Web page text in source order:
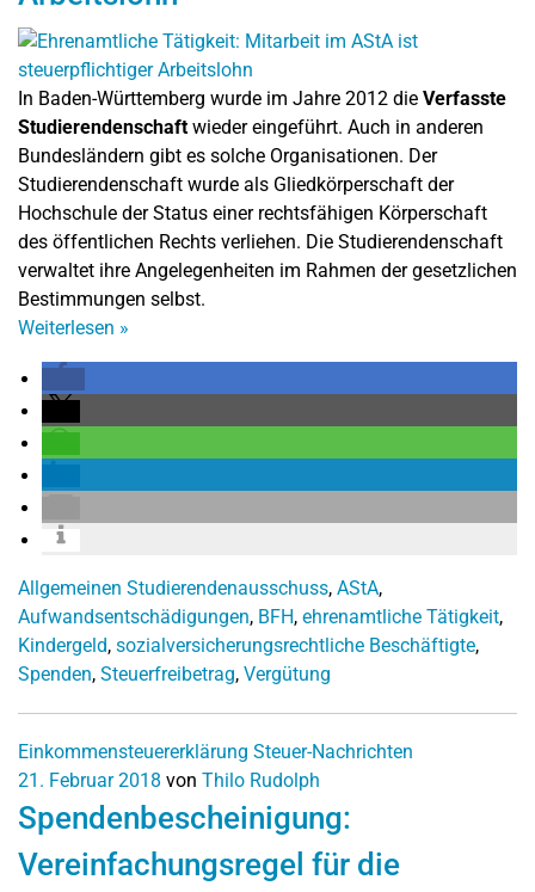
In Baden-Württemberg wurde im Jahre 2012 die Verfasste
Studierendenschaftwieder eingeführt. Auch in anderen
Bundesländern gibt es solche Organisationen. Der
Studierendenschaft wurde als Gliedkörperschaft der
Hochschule der Status einer rechtsfähigen Körperschaft
des öffentlichen Rechts verliehen. Die Studierendenschaft
verwaltet ihre Angelegenheiten im Rahmen der gesetzlichen
Bestimmungen selbst.
Weiterlesen »
Allgemeinen Studierendenausschuss, AStA,
Aufwandsentschädigungen, BFH, ehrenamtliche Tätigkeit,
Kindergeld, sozialversicherungsrechtliche Beschäftigte,
Spenden, Steuerfreibetrag, Vergütung
Einkommensteuererklärung Steuer-Nachrichten
21. Februar 2018 von Thilo Rudolph
Spendenbescheinigung:
Vereinfachungsregel für die